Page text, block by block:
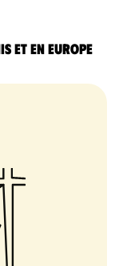
et en Europe